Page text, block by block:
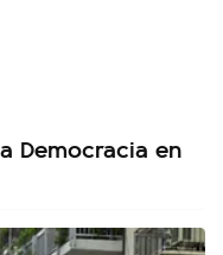
Democracia en